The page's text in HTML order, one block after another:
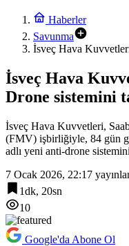
Haberler
Savunma
İsveç Hava
İsveç Hava
Drone sistemini
İsveç Hava Kuvvetleri,
(FMV) işbirliğiyle, 84 gün
adlı yeni anti-drone
7 Ocak 2026, 22:17
1dk, 20sn
10
Google'da Abone Ol